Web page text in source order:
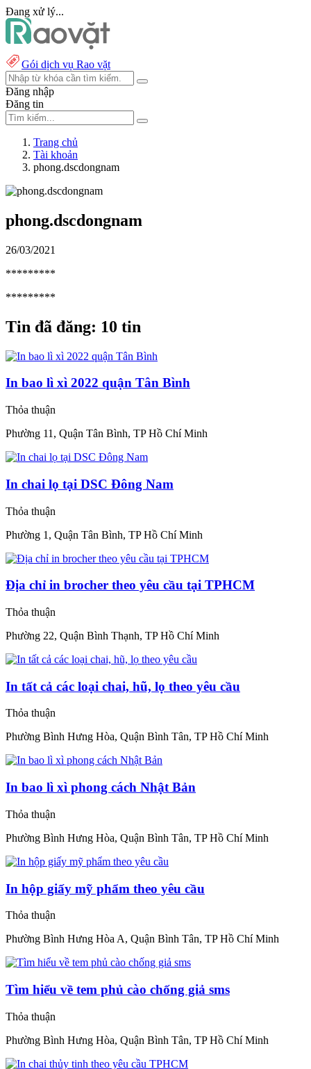
Đang xử lý...
Gói dịch vụ Rao vặt
Đăng nhập
Đăng tin
Trang chủ
Tài khoản
phong.dscdongnam
phong.dscdongnam
26/03/2021
*********
*********
Tin đã đăng: 10 tin
In bao lì xì 2022 quận Tân Bình
Thỏa thuận
Phường 11, Quận Tân Bình, TP Hồ Chí Minh
In chai lọ tại DSC Đông Nam
Thỏa thuận
Phường 1, Quận Tân Bình, TP Hồ Chí Minh
Địa chỉ in brocher theo yêu cầu tại TPHCM
Thỏa thuận
Phường 22, Quận Bình Thạnh, TP Hồ Chí Minh
In tất cả các loại chai, hũ, lọ theo yêu cầu
Thỏa thuận
Phường Bình Hưng Hòa, Quận Bình Tân, TP Hồ Chí Minh
In bao lì xì phong cách Nhật Bản
Thỏa thuận
Phường Bình Hưng Hòa, Quận Bình Tân, TP Hồ Chí Minh
In hộp giấy mỹ phẩm theo yêu cầu
Thỏa thuận
Phường Bình Hưng Hòa A, Quận Bình Tân, TP Hồ Chí Minh
Tìm hiểu về tem phủ cào chống giả sms
Thỏa thuận
Phường Bình Hưng Hòa, Quận Bình Tân, TP Hồ Chí Minh